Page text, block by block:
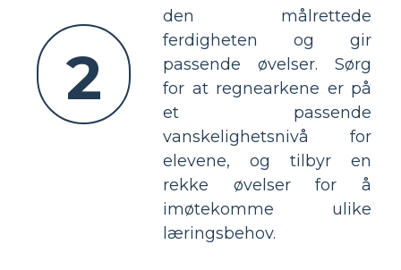
2
den målrettede
ferdigheten og gir
passende øvelser. Sørg
for at regnearkene er på
et passende
vanskelighetsnivå for
elevene, og tilbyr en
rekke øvelser for å
imøtekomme ulike
læringsbehov.